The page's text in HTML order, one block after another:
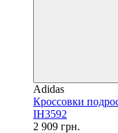
Adidas
Кроссовки
IH3592
2 909 грн.